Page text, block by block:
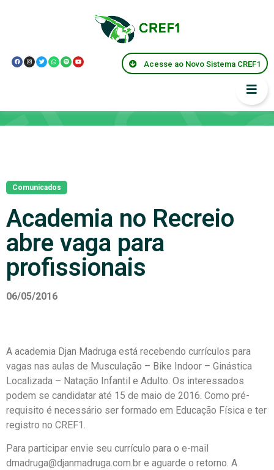
Acesse ao Novo Sistema CREF1
Comunicados
Academia no Recreio
abre vaga para
profissionais
06/05/2016
A academia Djan Madruga está recebendo currículos para
vagas nas aulas de Musculação – Bike Indoor – Ginástica
Localizada – Natação Infantil e Adulto. Os interessados
podem se candidatar até 15 de maio de 2016. Como pré-
requisito é necessário ser formado em Educação Física e ter
registro no CREF1.
Para participar envie seu currículo para o e-mail
dmadruga@djanmadruga.com.br e aguarde o retorno. A